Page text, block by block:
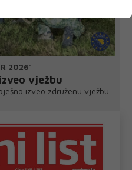
2026'
vježbu
izveo združenu vježbu